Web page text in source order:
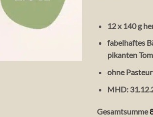
12 x 140 g
fabelhaftes
pikanten
ohne
MHD:
Gesamtsumme